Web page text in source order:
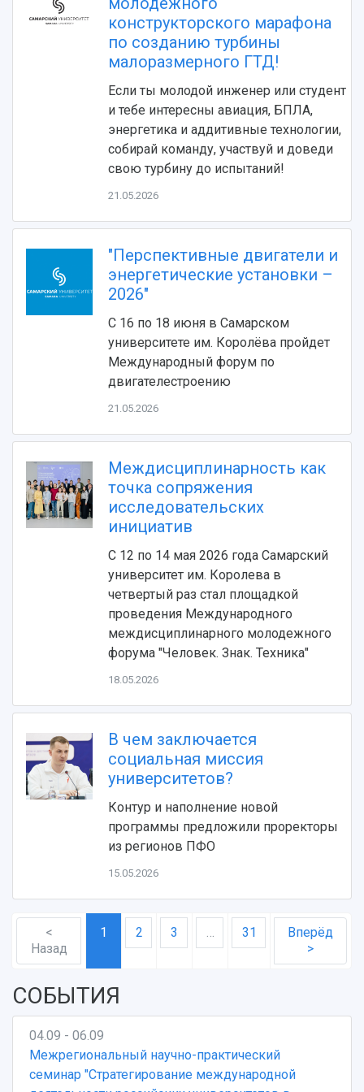
Фирменный стиль
Устойчивое развитие
3D-тур по университету
Учебный аэродром
Центр истории авиационных двигателей
Ботанический сад
Умный дом бабочек
Сведения об образовательной организации
Официальные документы
Библиотека
Видеолекции
Противодействие COVID-19
Областной конкурс "Молодой учёный"
Отчеты о научно-исследовательской
деятельности
Журналы Самарского университета
Научные конференции
Публикации и издания
Отчеты о проведенных конференциях
конструкторского марафона
по созданию турбины
малоразмерного ГТД!
Если ты молодой инженер или студент
и тебе интересны авиация, БПЛА,
энергетика и аддитивные технологии,
собирай команду, участвуй и доведи
свою турбину до испытаний!
21.05.2026
"Перспективные двигатели и
энергетические установки –
2026"
С 16 по 18 июня в Самарском
университете им. Королёва пройдет
Международный форум по
двигателестроению
21.05.2026
Междисциплинарность как
точка сопряжения
исследовательских
инициатив
С 12 по 14 мая 2026 года Самарский
университет им. Королева в
четвертый раз стал площадкой
проведения Международного
междисциплинарного молодежного
форума "Человек. Знак. Техника"
18.05.2026
В чем заключается
социальная миссия
университетов?
Контур и наполнение новой
программы предложили проректоры
из регионов ПФО
15.05.2026
<
Назад
1 2 3 … 31
Вперёд
>
СОБЫТИЯ
04.09 - 06.09
Межрегиональный научно-практический
семинар "Стратегирование международной